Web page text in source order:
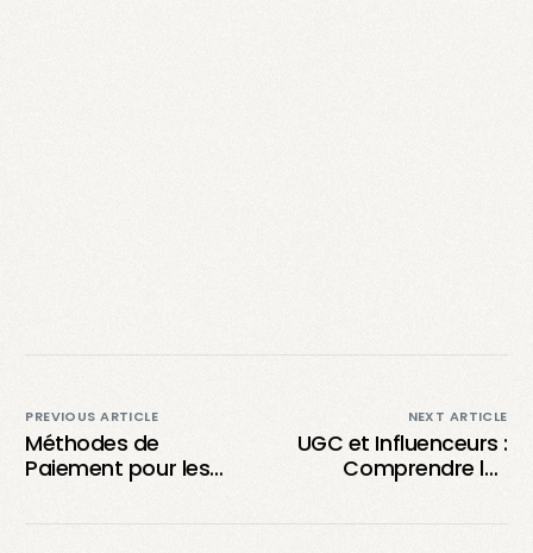
PREVIOUS ARTICLE
Méthodes de
Paiement pour les
Contenu UGC : Guide
NEXT ARTICLE
UGC et Influenceurs :
Comprendre les
en Ligne